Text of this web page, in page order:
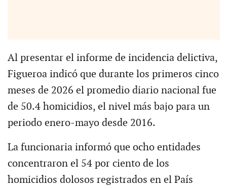
Al presentar el informe de incidencia delictiva,
Figueroa indicó que durante los primeros cinco
meses de 2026 el promedio diario nacional fue
de 50.4 homicidios, el nivel más bajo para un
periodo enero-mayo desde 2016.
La funcionaria informó que ocho entidades
concentraron el 54 por ciento de los
homicidios dolosos registrados en el País